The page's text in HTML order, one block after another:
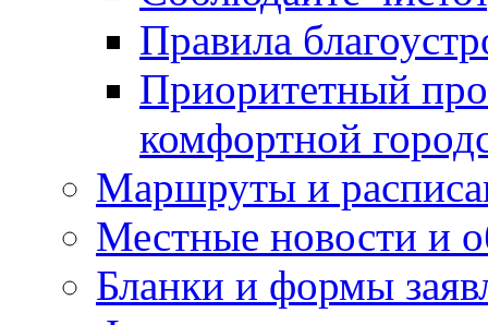
Правила
Приоритетный
комфортной
Маршруты и
Местные новости и
Бланки и формы